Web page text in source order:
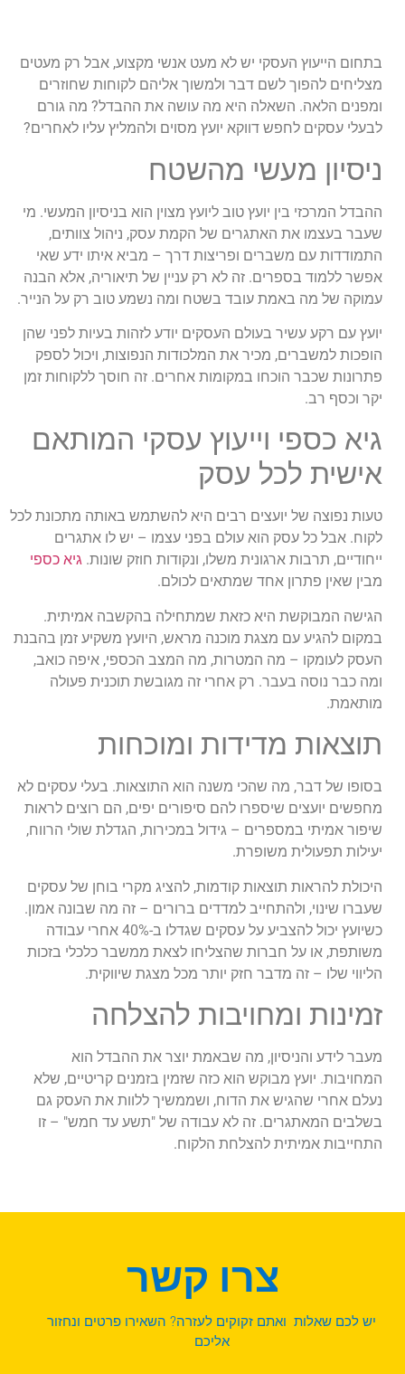
בתחום הייעוץ העסקי יש לא מעט אנשי מקצוע, אבל רק מעטים
מצליחים להפוך לשם דבר ולמשוך אליהם לקוחות שחוזרים
ומפנים הלאה. השאלה היא מה עושה את ההבדל? מה גורם
לבעלי עסקים לחפש דווקא יועץ מסוים ולהמליץ עליו לאחרים?
ניסיון מעשי מהשטח
ההבדל המרכזי בין יועץ טוב ליועץ מצוין הוא בניסיון המעשי. מי
שעבר בעצמו את האתגרים של הקמת עסק, ניהול צוותים,
התמודדות עם משברים ופריצות דרך – מביא איתו ידע שאי
אפשר ללמוד בספרים. זה לא רק עניין של תיאוריה, אלא הבנה
עמוקה של מה באמת עובד בשטח ומה נשמע טוב רק על הנייר.
יועץ עם רקע עשיר בעולם העסקים יודע לזהות בעיות לפני שהן
הופכות למשברים, מכיר את המלכודות הנפוצות, ויכול לספק
פתרונות שכבר הוכחו במקומות אחרים. זה חוסך ללקוחות זמן
יקר וכסף רב.
גיא כספי וייעוץ עסקי המותאם
אישית לכל עסק
טעות נפוצה של יועצים רבים היא להשתמש באותה מתכונת לכל
לקוח. אבל כל עסק הוא עולם בפני עצמו – יש לו אתגרים
ייחודיים, תרבות ארגונית משלו, ונקודות חוזק שונות. גיא כספי
מבין שאין פתרון אחד שמתאים לכולם.
הגישה המבוקשת היא כזאת שמתחילה בהקשבה אמיתית.
במקום להגיע עם מצגת מוכנה מראש, היועץ משקיע זמן בהבנת
העסק לעומקו – מה המטרות, מה המצב הכספי, איפה כואב,
ומה כבר נוסה בעבר. רק אחרי זה מגובשת תוכנית פעולה
מותאמת.
תוצאות מדידות ומוכחות
בסופו של דבר, מה שהכי משנה הוא התוצאות. בעלי עסקים לא
מחפשים יועצים שיספרו להם סיפורים יפים, הם רוצים לראות
שיפור אמיתי במספרים – גידול במכירות, הגדלת שולי הרווח,
יעילות תפעולית משופרת.
היכולת להראות תוצאות קודמות, להציג מקרי בוחן של עסקים
שעברו שינוי, ולהתחייב למדדים ברורים – זה מה שבונה אמון.
כשיועץ יכול להצביע על עסקים שגדלו ב-40% אחרי עבודה
משותפת, או על חברות שהצליחו לצאת ממשבר כלכלי בזכות
הליווי שלו – זה מדבר חזק יותר מכל מצגת שיווקית.
זמינות ומחויבות להצלחה
מעבר לידע והניסיון, מה שבאמת יוצר את ההבדל הוא
המחויבות. יועץ מבוקש הוא כזה שזמין בזמנים קריטיים, שלא
נעלם אחרי שהגיש את הדוח, ושממשיך ללוות את העסק גם
בשלבים המאתגרים. זה לא עבודה של "תשע עד חמש" – זו
התחייבות אמיתית להצלחת הלקוח.
צרו קשר
יש לכם שאלות ואתם זקוקים לעזרה? השאירו פרטים ונחזור
אליכם